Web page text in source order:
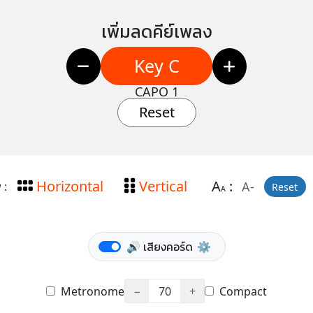
เพิ่มลดคีย์เพลง
Key C
CAPO 1
Reset
: Horizontal Vertical AA: A- Reset
🔊 เสียงคอร์ด ⚙️
Metronome − 70 + Compact